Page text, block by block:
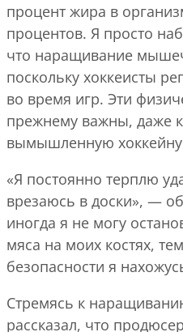
процент жира в
процентов. Я просто
что наращивание
поскольку хоккеисты
во время игр. Эти
прежнему важны, даже
вымышленную
«Я постоянно терплю
врезаюсь в доски», —
иногда я не могу
мяса на моих костях,
безопасности я
Стремясь к
рассказал, что